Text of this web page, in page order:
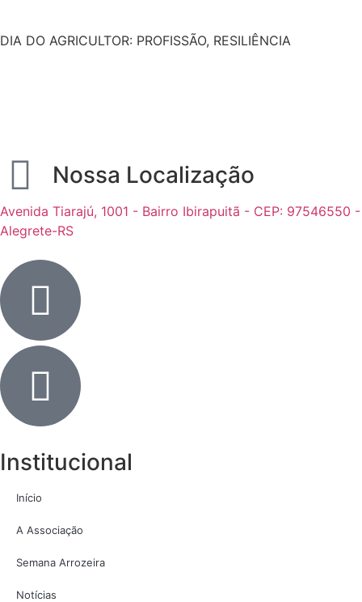
DIA DO AGRICULTOR: PROFISSÃO, RESILIÊNCIA
Nossa Localização
Avenida Tiarajú, 1001 - Bairro Ibirapuitã - CEP: 97546550 -
Alegrete-RS
Institucional
Início
A Associação
Semana Arrozeira
Notícias